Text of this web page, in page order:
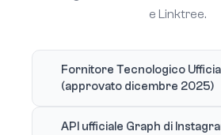
e Linktree.
Fornitore Tecnologico
(approvato dicembre 2025)
API ufficiale Graph di